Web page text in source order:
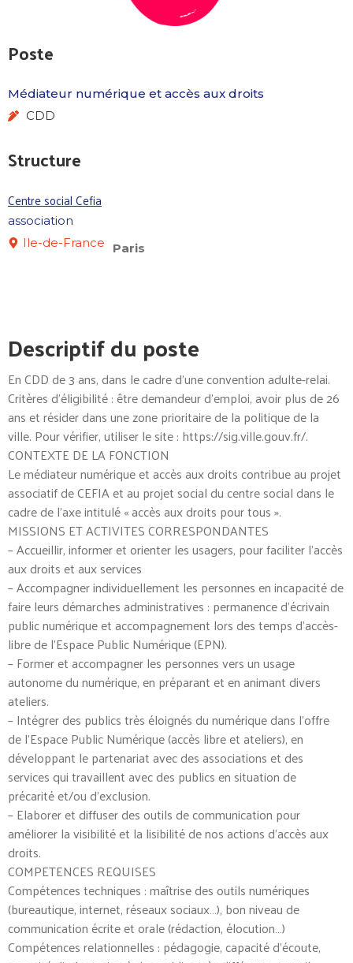
Poste
Médiateur numérique et accès aux droits
CDD
Structure
Centre social Cefia
association
Ile-de-France
Paris
Descriptif du poste
En CDD de 3 ans, dans le cadre d’une convention adulte-relai.
Critères d’éligibilité : être demandeur d’emploi, avoir plus de 26
ans et résider dans une zone prioritaire de la politique de la
ville. Pour vérifier, utiliser le site : https://sig.ville.gouv.fr/.
CONTEXTE DE LA FONCTION
Le médiateur numérique et accès aux droits contribue au projet
associatif de CEFIA et au projet social du centre social dans le
cadre de l’axe intitulé « accès aux droits pour tous ».
MISSIONS ET ACTIVITES CORRESPONDANTES
– Accueillir, informer et orienter les usagers, pour faciliter l’accès
aux droits et aux services
– Accompagner individuellement les personnes en incapacité de
faire leurs démarches administratives : permanence d’écrivain
public numérique et accompagnement lors des temps d’accès-
libre de l’Espace Public Numérique (EPN).
– Former et accompagner les personnes vers un usage
autonome du numérique, en préparant et en animant divers
ateliers.
– Intégrer des publics très éloignés du numérique dans l’offre
de l’Espace Public Numérique (accès libre et ateliers), en
développant le partenariat avec des associations et des
services qui travaillent avec des publics en situation de
précarité et/ou d’exclusion.
– Elaborer et diffuser des outils de communication pour
améliorer la visibilité et la lisibilité de nos actions d’accès aux
droits.
COMPETENCES REQUISES
Compétences techniques : maîtrise des outils numériques
(bureautique, internet, réseaux sociaux…), bon niveau de
communication écrite et orale (rédaction, élocution…)
Compétences relationnelles : pédagogie, capacité d’écoute,